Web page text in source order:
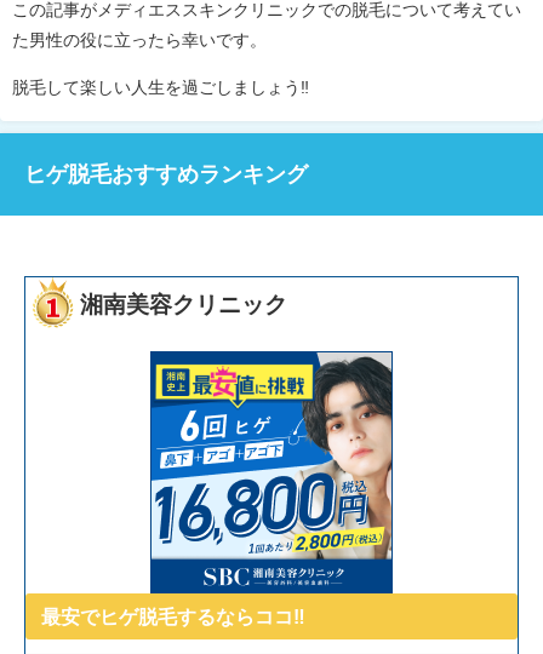
この記事がメディエススキンクリニックでの脱毛について考えてい
た男性の役に立ったら幸いです。
脱毛して楽しい人生を過ごしましょう‼︎
ヒゲ脱毛おすすめランキング
湘南美容クリニック
最安でヒゲ脱毛するならココ‼︎